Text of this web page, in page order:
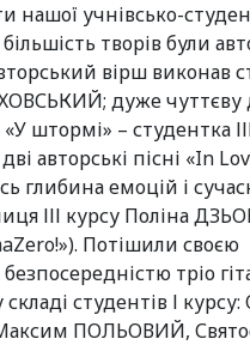
нашої учнівсько-
творів були
вірш виконав
дуже чуттєву
штормі» – студентка
авторські пісні «In
глибина емоцій і
ІІІ курсу Поліна
Потішили своєю
тріо
студентів І курсу:
ПОЛЬОВИЙ,